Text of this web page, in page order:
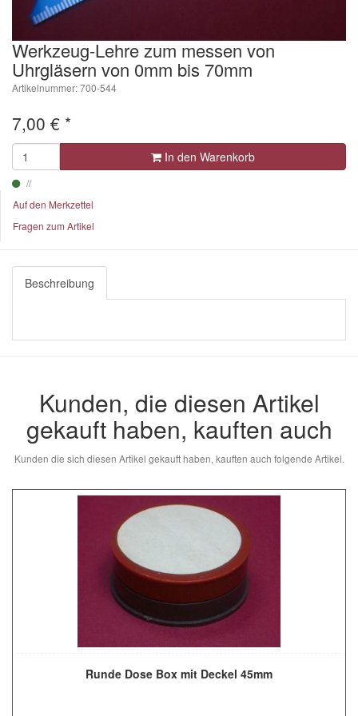
Werkzeug-Lehre zum messen von
Uhrgläsern von 0mm bis 70mm
Artikelnummer: 700-544
7,00 € *
In den Warenkorb
Auf den Merkzettel
Fragen zum Artikel
Beschreibung
Kunden, die diesen Artikel
gekauft haben, kauften auch
Kunden die sich diesen Artikel gekauft haben, kauften auch folgende Artikel.
Runde Dose Box mit Deckel 45mm